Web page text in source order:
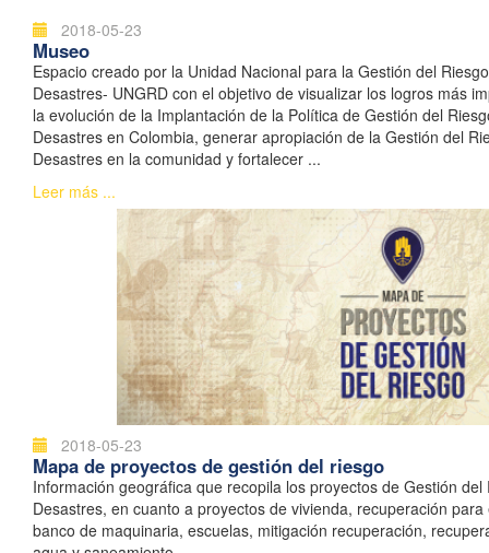
2018-05-23
Museo
Espacio creado por la Unidad Nacional para la Gestión del
Desastres- UNGRD con el objetivo de visualizar los logros más
la evolución de la Implantación de la Política de Gestión del
Desastres en Colombia, generar apropiación de la Gestión del
Desastres en la comunidad y fortalecer ...
Leer más ...
2018-05-23
Mapa de proyectos de gestión del riesgo
Información geográfica que recopila los proyectos de Gestión del
Desastres, en cuanto a proyectos de vivienda, recuperación para
banco de maquinaria, escuelas, mitigación recuperación,